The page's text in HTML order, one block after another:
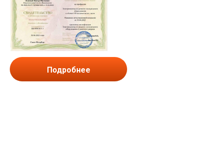
Подробнее